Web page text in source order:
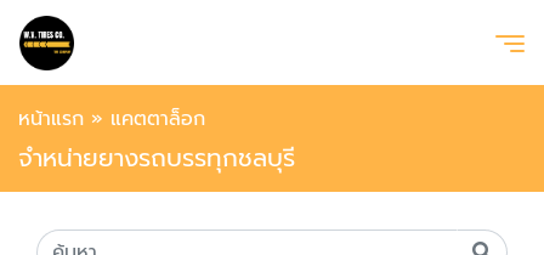
หน้าแรก » แคตตาล็อก
จำหน่ายยางรถบรรทุกชลบุรี